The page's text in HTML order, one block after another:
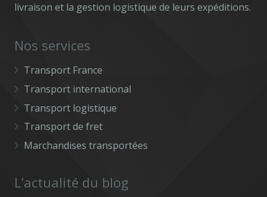
livraison et la gestion logistique de leurs expéditions.
Nos services
Transport France
Transport international
Transport logistique
Transport de fret
Marchandises transportées
L’actualité du blog